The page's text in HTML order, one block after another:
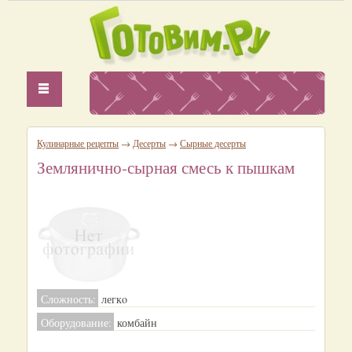
Кулинарные рецепты → Десерты → Сырные десерты
Землянично-сырная смесь к пышкам
Сложность: легкo
Оборудование: комбайн